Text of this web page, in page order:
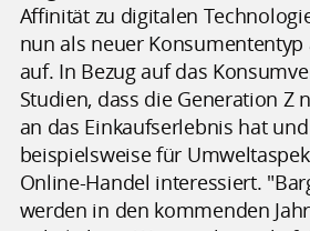
Affinität zu digitalen
nun als neuer
auf. In Bezug auf das
Studien, dass die Generation Z
an das Einkaufserlebnis hat
beispielsweise für
Online-Handel interessiert.
werden in den kommenden